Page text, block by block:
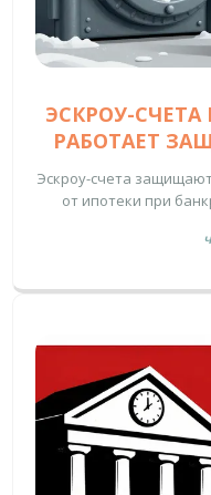
ЭСКРОУ-
РАБОТАЕТ
Эскроу-счета
от ипотеки при